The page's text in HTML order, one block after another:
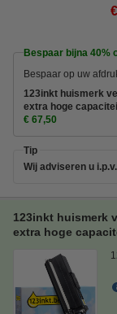
Bespaar bijna 40%
Bespaar op uw
123inkt huismerk
extra hoge
€ 67,50
Tip
Wij adviseren u
123inkt huismerk
extra hoge